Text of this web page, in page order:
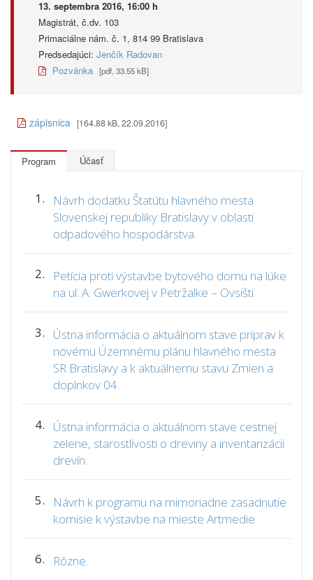
13. septembra 2016, 16:00 h
Magistrát, č.dv. 103
Primaciálne nám. č. 1, 814 99 Bratislava
Predsedajúci: Jenčík Radovan
Pozvánka [pdf, 33.55 kB]
zápisnica [164.88 kB, 22.09.2016]
Program Účasť
1.
Návrh dodatku Štatútu hlavného mesta
Slovenskej republiky Bratislavy v oblasti
odpadového hospodárstva.
2.
Petícia proti výstavbe bytového domu na lúke
na ul. A. Gwerkovej v Petržalke – Ovsišti.
3.
Ústna informácia o aktuálnom stave príprav k
novému Územnému plánu hlavného mesta
SR Bratislavy a k aktuálnemu stavu Zmien a
doplnkov 04.
4.
Ústna informácia o aktuálnom stave cestnej
zelene, starostlivosti o dreviny a inventarizácii
drevín.
5.
Návrh k programu na mimoriadne zasadnutie
komisie k výstavbe na mieste Artmedie.
6. Rôzne.